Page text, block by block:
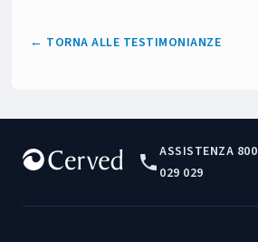
← TORNA ALLE TESTIMONIANZE
ASSISTENZA 800
029 029